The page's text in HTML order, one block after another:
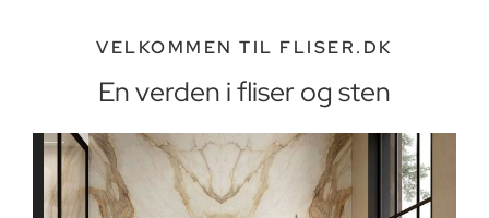
VELKOMMEN TIL FLISER.DK
En verden i fliser og sten